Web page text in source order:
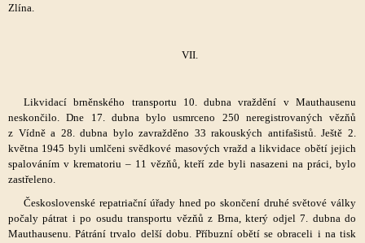
Zlína.
VII.
Likvidací brněnského transportu 10. dubna vraždění v Mauthausenu
neskončilo. Dne 17. dubna bylo usmrceno 250 neregistrovaných vězňů
z Vídně a 28. dubna bylo zavražděno 33 rakouských antifašistů. Ještě 2.
května 1945 byli umlčeni svědkové masových vražd a likvidace obětí jejich
spalováním v krematoriu – 11 vězňů, kteří zde byli nasazeni na práci, bylo
zastřeleno.
Československé repatriační úřady hned po skončení druhé světové války
počaly pátrat i po osudu transportu vězňů z Brna, který odjel 7. dubna do
Mauthausenu. Pátrání trvalo delší dobu. Příbuzní obětí se obraceli i na tisk